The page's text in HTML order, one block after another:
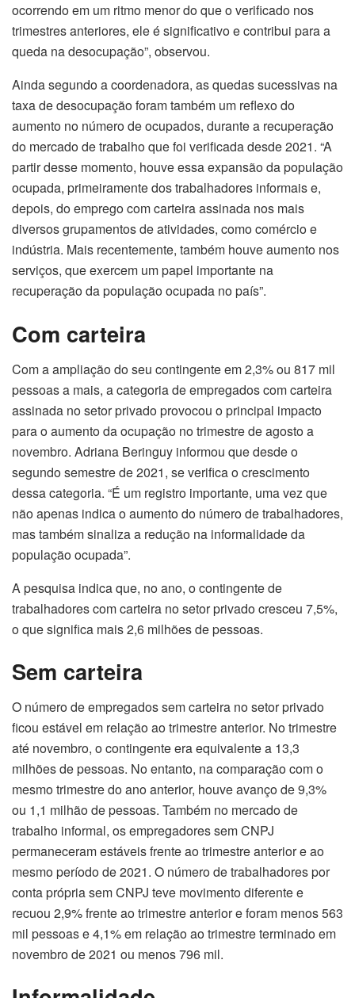
ocorrendo em um ritmo menor do que o verificado nos
trimestres anteriores, ele é significativo e contribui para a
queda na desocupação”, observou.
Ainda segundo a coordenadora, as quedas sucessivas na
taxa de desocupação foram também um reflexo do
aumento no número de ocupados, durante a recuperação
do mercado de trabalho que foi verificada desde 2021. “A
partir desse momento, houve essa expansão da população
ocupada, primeiramente dos trabalhadores informais e,
depois, do emprego com carteira assinada nos mais
diversos grupamentos de atividades, como comércio e
indústria. Mais recentemente, também houve aumento nos
serviços, que exercem um papel importante na
recuperação da população ocupada no país”.
Com carteira
Com a ampliação do seu contingente em 2,3% ou 817 mil
pessoas a mais, a categoria de empregados com carteira
assinada no setor privado provocou o principal impacto
para o aumento da ocupação no trimestre de agosto a
novembro. Adriana Beringuy informou que desde o
segundo semestre de 2021, se verifica o crescimento
dessa categoria. “É um registro importante, uma vez que
não apenas indica o aumento do número de trabalhadores,
mas também sinaliza a redução na informalidade da
população ocupada”.
A pesquisa indica que, no ano, o contingente de
trabalhadores com carteira no setor privado cresceu 7,5%,
o que significa mais 2,6 milhões de pessoas.
Sem carteira
O número de empregados sem carteira no setor privado
ficou estável em relação ao trimestre anterior. No trimestre
até novembro, o contingente era equivalente a 13,3
milhões de pessoas. No entanto, na comparação com o
mesmo trimestre do ano anterior, houve avanço de 9,3%
ou 1,1 milhão de pessoas. Também no mercado de
trabalho informal, os empregadores sem CNPJ
permaneceram estáveis frente ao trimestre anterior e ao
mesmo período de 2021. O número de trabalhadores por
conta própria sem CNPJ teve movimento diferente e
recuou 2,9% frente ao trimestre anterior e foram menos 563
mil pessoas e 4,1% em relação ao trimestre terminado em
novembro de 2021 ou menos 796 mil.